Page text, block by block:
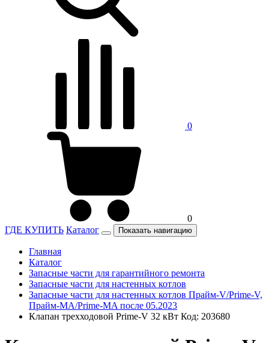
0
0
ГДЕ КУПИТЬ Каталог Показать навигацию
Главная
Каталог
Запасные части для гарантийного ремонта
Запасные части для настенных котлов
Запасные части для настенных котлов Прайм-V/Prime-V,
Прайм-MA/Prime-MA после 05.2023
Клапан трехходовой Prime-V 32 кВт Код: 203680